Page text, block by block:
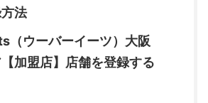
法
（ウーバーイーツ）大阪
加盟店】店舗を登録する